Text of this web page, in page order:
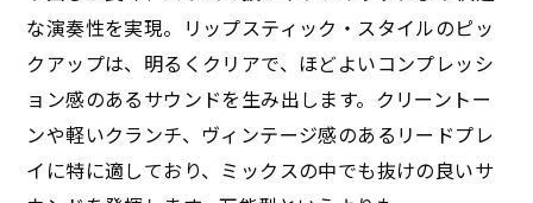
な演奏性を実現。リップスティック・スタイルのピッ
クアップは、明るくクリアで、ほどよいコンプレッシ
ョン感のあるサウンドを生み出します。クリーントー
ンや軽いクランチ、ヴィンテージ感のあるリードプレ
イに特に適しており、ミックスの中でも抜けの良いサ